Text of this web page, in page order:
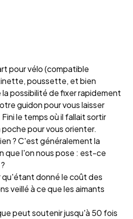
pour vélo (compatible
poussette, et bien
possibilité de fixer rapidement
guidon pour vous laisser
le temps où il fallait sortir
pour vous orienter.
?C'est généralement la
que l'on nous pose : est-ce
qu'étant donné le coût des
veillé à ce que les aimants
peut soutenir jusqu'à 50 fois